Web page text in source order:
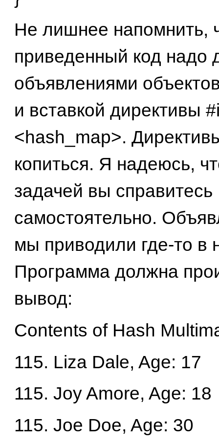
He лишнее напомнить,
приведенный код надо
объявлениями
и вставкой директивы
<hash_map>.
копиться. Я надеюсь,
задачей вы справитесь
самостоятельно.
мы приводили где-то в
Программа должна
вывод:
Contents of Hash
115. Liza Dale, Age: 17
115. Joy Amore, Age: 18
115. Joe Doe, Age: 30